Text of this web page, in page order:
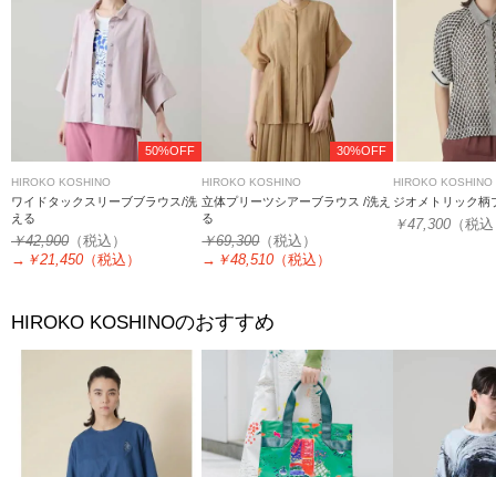
50%OFF
HIROKO KOSHINO
ワイドタックスリーブブラウス/洗
える
￥42,900 （税込）
→ ￥21,450 （税込）
30%OFF
HIROKO KOSHINO
立体プリーツシアーブラウス /洗え
る
￥69,300（税込）
→ ￥48,510 （税込）
HIROKO KOSHINO
ジオメトリック柄
￥47,300（税
HIROKO KOSHINOのおすすめ